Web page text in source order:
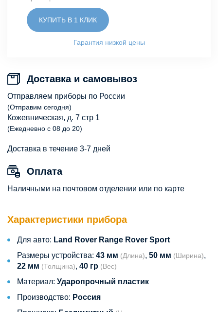
КУПИТЬ В 1 КЛИК
Гарантия низкой цены
Доставка и самовывоз
Отправляем приборы по России
(Отправим сегодня)
Кожевническая, д. 7 стр 1
(Ежедневно с 08 до 20)
Доставка в течение 3-7 дней
Оплата
Наличными на почтовом отделении или по карте
Характеристики прибора
Для авто: Land Rover Range Rover Sport
Размеры устройства: 43 мм (Длина), 50 мм (Ширина),
22 мм (Толщина), 40 гр (Вес)
Материал: Ударопрочный пластик
Производство: Россия